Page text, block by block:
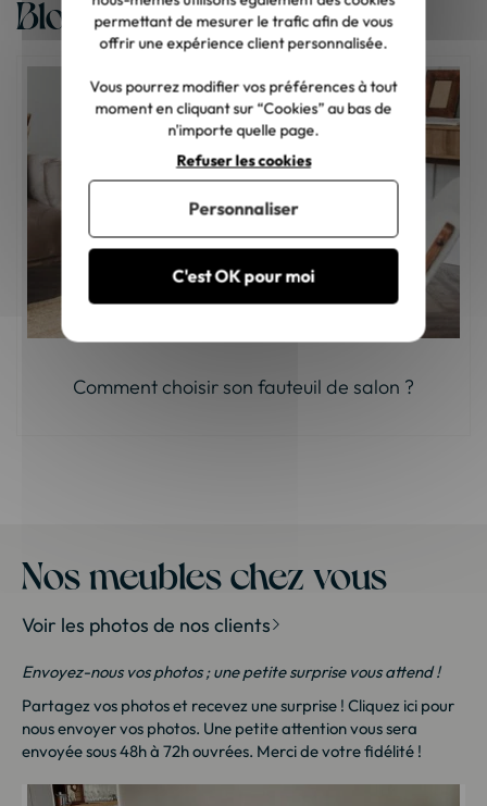
Blog
Comment choisir son fauteuil de salon ?
Nos meubles chez vous
Voir les photos de nos clients
Envoyez-nous vos photos ; une petite surprise vous attend !
Partagez vos photos et recevez une surprise ! Cliquez ici pour
nous envoyer vos photos. Une petite attention vous sera
envoyée sous 48h à 72h ouvrées. Merci de votre fidélité !
permettant de mesurer le trafic afin de vous
offrir une expérience client personnalisée.
Vous pourrez modifier vos préférences à tout
moment en cliquant sur “Cookies” au bas de
n'importe quelle page.
C'est OK pour moi
Refuser les cookies
Personnaliser